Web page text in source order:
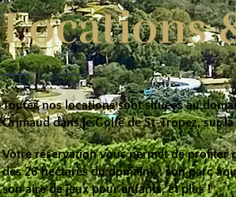
Locations
Toutes nos locations sont situées au
Grimaud dans le Golfe de St-Tropez, sur
​Votre réservation vous permet de profiter
des 26 hectares du domaine : son parc
son aire de jeux pour enfants, et plus !